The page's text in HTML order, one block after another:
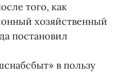
того, как
хозяйственный
постановил
в пользу